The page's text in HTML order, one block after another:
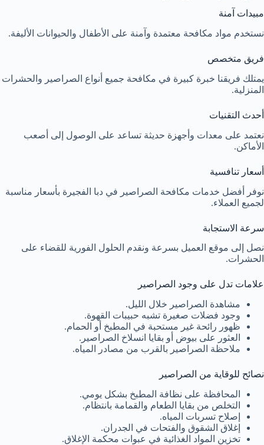
مبيدات آمنة
نستخدم مواد مكافحة معتمدة وآمنة على الأطفال والحيوانات الأليفة.
فريق متخصص
يمتلك فريقنا خبرة كبيرة في مكافحة جميع أنواع الصراصير والحشرات
المنزلية.
أحدث التقنيات
نعتمد على معدات وأجهزة حديثة تساعد على الوصول إلى أصعب
الأماكن.
أسعار تنافسية
نوفر أفضل خدمات مكافحة الصراصير في دبا الفجيرة بأسعار مناسبة
لجميع العملاء.
سرعة الاستجابة
نصل إلى موقع العميل بسرعة ونقدم الحلول الفورية للقضاء على
الحشرات.
علامات تدل على وجود الصراصير
مشاهدة الصراصير خلال الليل.
وجود فضلات صغيرة تشبه حبيبات القهوة.
ظهور رائحة غير مستحبة في المطبخ أو الحمام.
العثور على بيوض أو بقايا انسلاخ الصراصير.
ملاحظة الصراصير بالقرب من مصادر المياه.
نصائح للوقاية من الصراصير
المحافظة على نظافة المطبخ بشكل يومي.
التخلص من بقايا الطعام والقمامة بانتظام.
إصلاح تسربات المياه.
إغلاق الشقوق والفتحات في الجدران.
تخزين المواد الغذائية في عبوات محكمة الإغلاق.